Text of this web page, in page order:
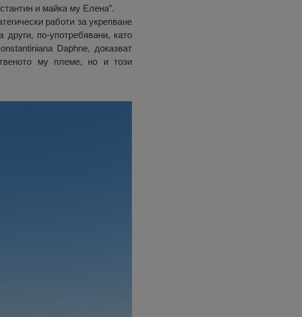
и майка му Елена”.
работи за укрепване
по-употребявани, като
Daphne, доказват
му племе, но и този